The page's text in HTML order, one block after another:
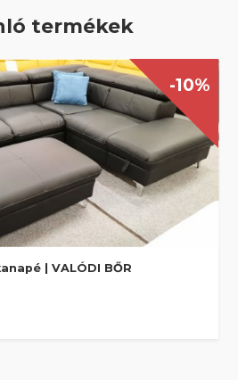
termékek
-10%
| VALÓDI BŐR